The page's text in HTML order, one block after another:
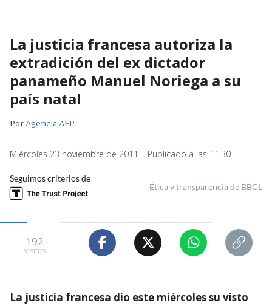
La justicia francesa autoriza la
extradición del ex dictador
panameño Manuel Noriega a su
país natal
PorAgencia AFP
Miércoles 23 noviembre de 2011 | Publicado a las 11:30
Seguimos criterios de
Ética y transparencia de BBCL
192
visitas
La justicia francesa dio este miércoles su visto